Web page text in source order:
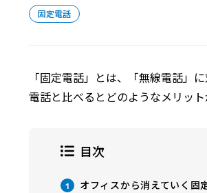
固定電話
「固定電話」とは、「無線電話」
電話と比べるとどのようなメリッ
目次
1 オフィスから消えていく固